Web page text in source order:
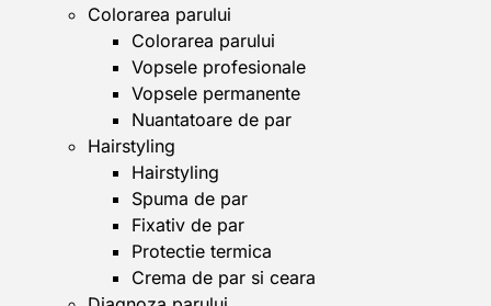
Colorarea parului
Colorarea parului
Vopsele profesionale
Vopsele permanente
Nuantatoare de par
Hairstyling
Hairstyling
Spuma de par
Fixativ de par
Protectie termica
Crema de par si ceara